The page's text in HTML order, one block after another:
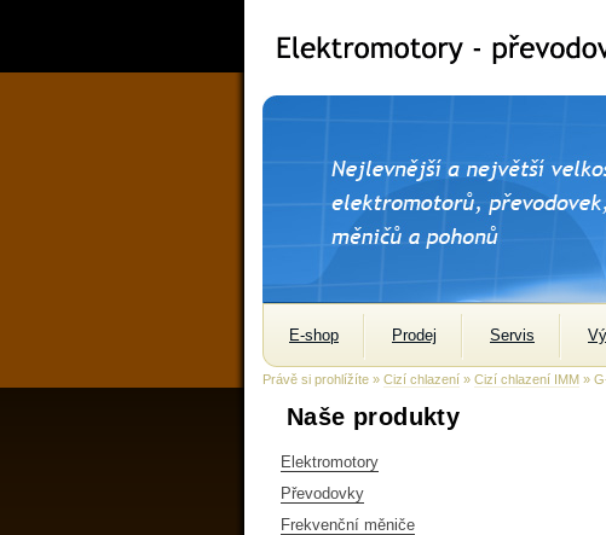
E-shop Prodej Servis
Právě si prohlížíte » Cizí chlazení » Cizí chlazení IMM »
Naše produkty
Elektromotory
Převodovky
Frekvenční měniče